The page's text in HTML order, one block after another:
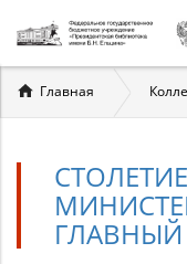
Вы
здесь
Главная